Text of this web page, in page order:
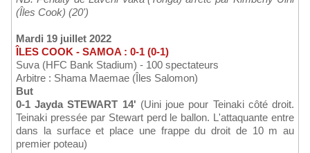
(Îles Cook) (20')
Mardi 19 juillet 2022
ÎLES COOK - SAMOA : 0-1 (0-1)
Suva (HFC Bank Stadium) - 100 spectateurs
Arbitre : Shama Maemae (Îles Salomon)
But
0-1 Jayda STEWART 14' (Uini joue pour Teinaki côté droit.
Teinaki pressée par Stewart perd le ballon. L'attaquante entre
dans la surface et place une frappe du droit de 10 m au
premier poteau)